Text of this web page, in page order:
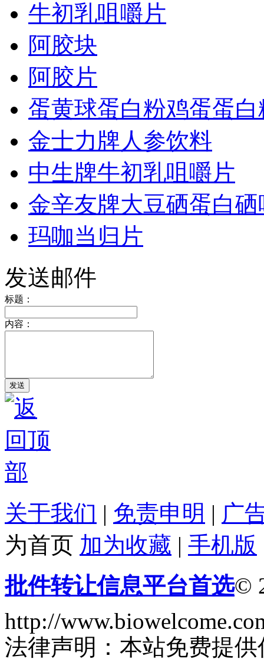
牛初乳咀嚼片
阿胶块
阿胶片
蛋黄球蛋白粉鸡蛋蛋白
金士力牌人参饮料
中生牌牛初乳咀嚼片
金辛友牌大豆硒蛋白
玛咖当归片
发送邮件
标题：
内容：
关于我们 | 免责申明 | 广
为首页 加为收藏 | 手机版
批件转让信息平台首选©
http://
法律声明：本站免费提